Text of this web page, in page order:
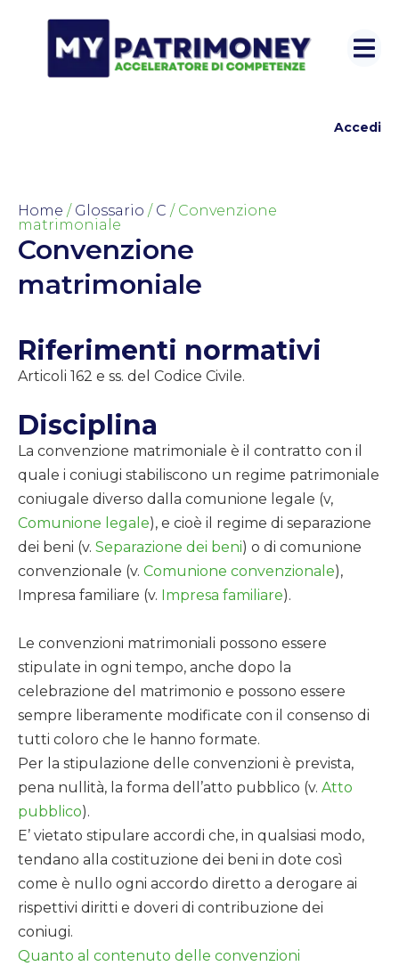
Accedi
Home / Glossario / C / Convenzione
matrimoniale
Convenzione
matrimoniale
Riferimenti normativi
Articoli 162 e ss. del Codice Civile.
Disciplina
La convenzione matrimoniale è il contratto con il
quale i coniugi stabiliscono un regime patrimoniale
coniugale diverso dalla comunione legale (v,
Comunione legale), e cioè il regime di separazione
dei beni (v. Separazione dei beni) o di comunione
convenzionale (v. Comunione convenzionale),
Impresa familiare (v. Impresa familiare).
Le convenzioni matrimoniali possono essere
stipulate in ogni tempo, anche dopo la
celebrazione del matrimonio e possono essere
sempre liberamente modificate con il consenso di
tutti coloro che le hanno formate.
Per la stipulazione delle convenzioni è prevista,
pena nullità, la forma dell’atto pubblico (v. Atto
pubblico).
E’ vietato stipulare accordi che, in qualsiasi modo,
tendano alla costituzione dei beni in dote così
come è nullo ogni accordo diretto a derogare ai
rispettivi diritti e doveri di contribuzione dei
coniugi.
Quanto al contenuto delle convenzioni